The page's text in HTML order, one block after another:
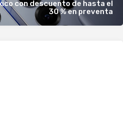
con descuento de hasta el
30 % en preventa